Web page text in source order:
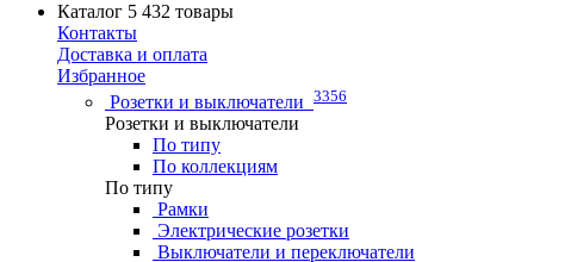
Каталог 5 432 товары
Контакты
Доставка и оплата
Избранное
Розетки и выключатели 3356
Розетки и выключатели
По типу
По коллекциям
По типу
Рамки
Электрические розетки
Выключатели и переключатели